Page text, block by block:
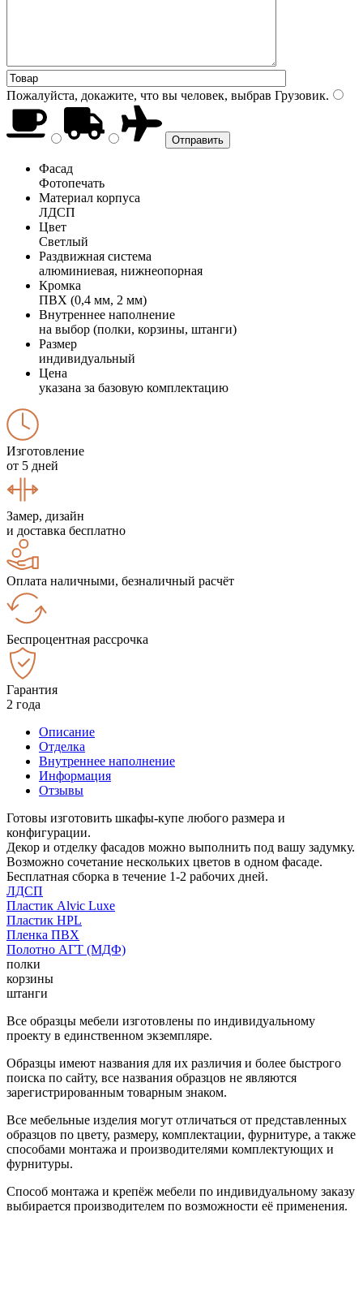
Пожалуйста, докажите, что вы человек, выбрав Грузовик.
Фасад
Фотопечать
Материал корпуса
ЛДСП
Цвет
Светлый
Раздвижная система
алюминиевая, нижнеопорная
Кромка
ПВХ (0,4 мм, 2 мм)
Внутреннее наполнение
на выбор (полки, корзины, штанги)
Размер
индивидуальный
Цена
указана за базовую комплектацию
Изготовление
от 5 дней
Замер, дизайн
и доставка бесплатно
Оплата наличными, безналичный расчёт
Беспроцентная рассрочка
Гарантия
2 года
Описание
Отделка
Внутреннее наполнение
Информация
Отзывы
Готовы изготовить шкафы-купе любого размера и
конфигурации.
Декор и отделку фасадов можно выполнить под вашу задумку.
Возможно сочетание нескольких цветов в одном фасаде.
Бесплатная сборка в течение 1-2 рабочих дней.
ЛДСП
Пластик Alvic Luxe
Пластик HPL
Пленка ПВХ
Полотно АГТ (МДФ)
полки
корзины
штанги
Все образцы мебели изготовлены по индивидуальному
проекту в единственном экземпляре.
Образцы имеют названия для их различия и более быстрого
поиска по сайту, все названия образцов не являются
зарегистрированным товарным знаком.
Все мебельные изделия могут отличаться от представленных
образцов по цвету, размеру, комплектации, фурнитуре, а также
способами монтажа и производителями комплектующих и
фурнитуры.
Способ монтажа и крепёж мебели по индивидуальному заказу
выбирается производителем по возможности её применения.